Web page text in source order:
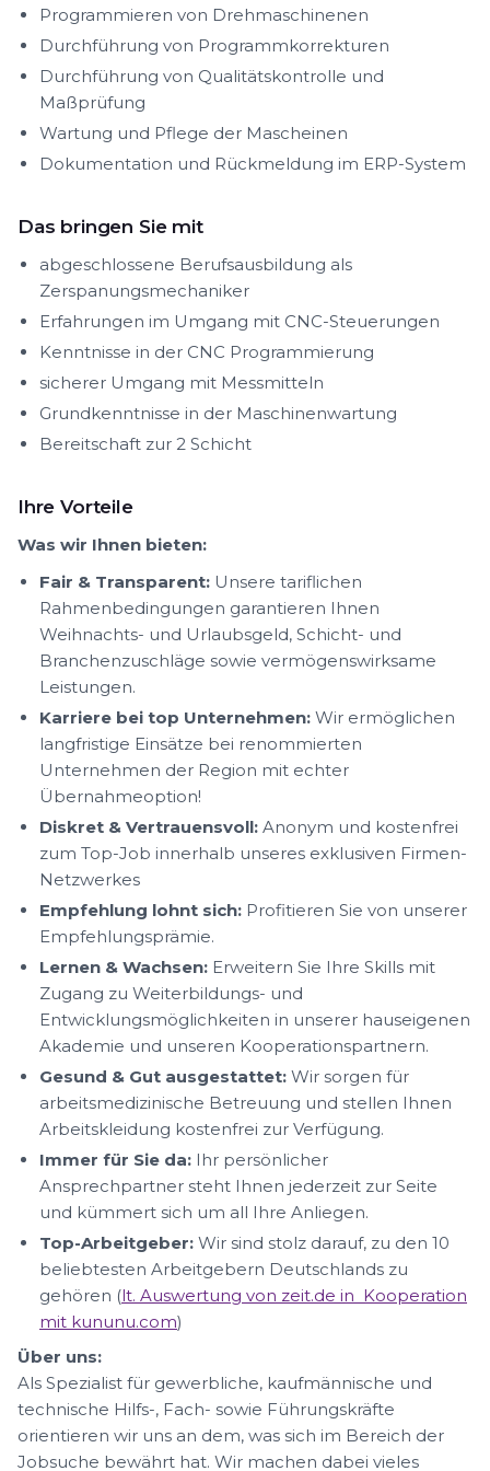
Programmieren von Drehmaschinenen
Durchführung von Programmkorrekturen
Durchführung von Qualitätskontrolle und
Maßprüfung
Wartung und Pflege der Mascheinen
Dokumentation und Rückmeldung im ERP-System
Das bringen Sie mit
abgeschlossene Berufsausbildung als
Zerspanungsmechaniker
Erfahrungen im Umgang mit CNC-Steuerungen
Kenntnisse in der CNC Programmierung
sicherer Umgang mit Messmitteln
Grundkenntnisse in der Maschinenwartung
Bereitschaft zur 2 Schicht
Ihre Vorteile
Was wir Ihnen bieten:
Fair & Transparent: Unsere tariflichen
Rahmenbedingungen garantieren Ihnen
Weihnachts- und Urlaubsgeld, Schicht- und
Branchenzuschläge sowie vermögenswirksame
Leistungen.
Karriere bei top Unternehmen: Wir ermöglichen
langfristige Einsätze bei renommierten
Unternehmen der Region mit echter
Übernahmeoption!
Diskret & Vertrauensvoll: Anonym und kostenfrei
zum Top-Job innerhalb unseres exklusiven Firmen-
Netzwerkes
Empfehlung lohnt sich: Profitieren Sie von unserer
Empfehlungsprämie.
Lernen & Wachsen: Erweitern Sie Ihre Skills mit
Zugang zu Weiterbildungs- und
Entwicklungsmöglichkeiten in unserer hauseigenen
Akademie und unseren Kooperationspartnern.
Gesund & Gut ausgestattet: Wir sorgen für
arbeitsmedizinische Betreuung und stellen Ihnen
Arbeitskleidung kostenfrei zur Verfügung.
Immer für Sie da: Ihr persönlicher
Ansprechpartner steht Ihnen jederzeit zur Seite
und kümmert sich um all Ihre Anliegen.
Top-Arbeitgeber: Wir sind stolz darauf, zu den 10
beliebtesten Arbeitgebern Deutschlands zu
gehören (lt. Auswertung von zeit.de in Kooperation
mit kununu.com)
Über uns:
Als Spezialist für gewerbliche, kaufmännische und
technische Hilfs-, Fach- sowie Führungskräfte
orientieren wir uns an dem, was sich im Bereich der
Jobsuche bewährt hat. Wir machen dabei vieles